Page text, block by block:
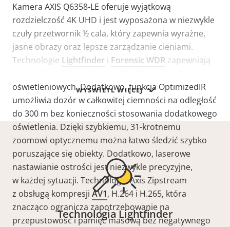
WYŚWIETL WIĘCEJ
Kamera AXIS Q6358-LE oferuje wyjątkową
rozdzielczość 4K UHD i jest wyposażona w niezwykle
czuły przetwornik ½ cala, który zapewnia wyraźne,
jasne obrazy oraz lepsze zarządzanie cieniami.
Technologie Lightfinder i Forensic WDR zapewniają
oświetleniowych. Dodatkowo, funkcja OptimizedIR
umożliwia dozór w całkowitej ciemności na odległość
do 300 m bez konieczności stosowania dodatkowego
oświetlenia. Dzięki szybkiemu, 31-krotnemu
zoomowi optycznemu można łatwo śledzić szybko
poruszające się obiekty. Dodatkowo, laserowe
nastawianie ostrości jest niezwykle precyzyjne,
w każdej sytuacji. Technologia Axis Zipstream
z obsługą kompresji AV1, H.264 i H.265, która
znacząco ogranicza zapotrzebowanie na
przepustowość i pamięć masową bez negatywnego
Technologia Lightfinder